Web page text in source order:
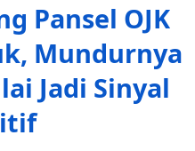
Pansel OJK
Mundurnya
Jadi Sinyal